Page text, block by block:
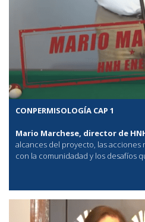
CONPERMISOLOGÍA CAP 1
Mario Marchese, director de
alcances del proyecto, las acciones
con la comunidadad y los desafíos